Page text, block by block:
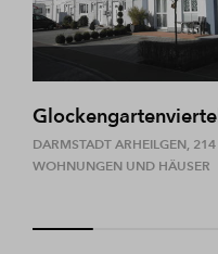
Glockengartenviertel
DARMSTADT ARHEILGEN, 214
WOHNUNGEN UND HÄUSER